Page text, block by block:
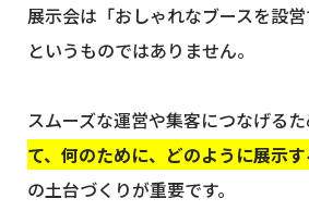
展示会は「おしゃれなブースを設営
というものではありません。
スムーズな運営や集客につなげるた
て、何のために、どのように展示
の土台づくりが重要です。